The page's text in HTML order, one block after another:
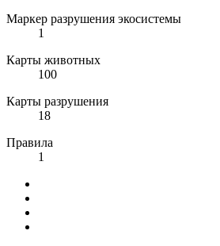
Маркер разрушения экосистемы
1
Карты животных
100
Карты разрушения
18
Правила
1